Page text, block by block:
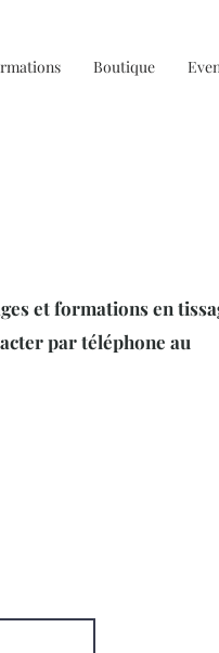
Boutique
et formations en
par téléphone au